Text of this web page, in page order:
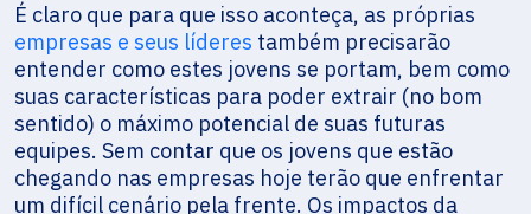
É claro que para que isso aconteça, as próprias
empresas e seus líderes também precisarão
entender como estes jovens se portam, bem como
suas características para poder extrair (no bom
sentido) o máximo potencial de suas futuras
equipes. Sem contar que os jovens que estão
chegando nas empresas hoje terão que enfrentar
um difícil cenário pela frente. Os impactos da